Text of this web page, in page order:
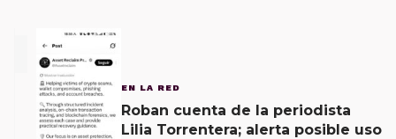
EN LA RED
Roban cuenta de la periodista
Lilia Torrentera; alerta posible uso